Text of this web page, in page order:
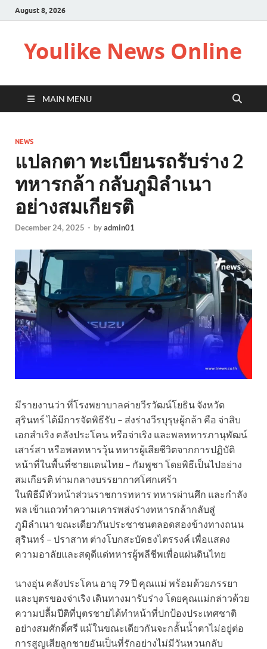
August 8, 2026
Youlike News Online
MAIN MENU
NEWS
แปลกตา ทะเบียนรถรับร่าง 2
ทหารกล้า กลับภูมิลำเนา
อย่างสมเกียรติ
December 24, 2025 - byadmin01
มีรายงานว่า ที่โรงพยาบาลค่ายวีรวัฒน์โยธิน จังหวัด
สุรินทร์ ได้มีการจัดพิธีรับ – ส่งร่างวีรบุรุษผู้กล้า คือ จ่าสิบ
เอกสำเริง คลังประโคน หรือจ่าเริง และพลทหารภานุพัฒน์
เสาร์สา หรือพลทหารวุ้น ทหารผู้เสียชีวิตจากการปฏิบัติ
หน้าที่ในพื้นที่ชายแดนไทย – กัมพูชา โดยพิธีเป็นไปอย่าง
สมเกียรติ ท่ามกลางบรรยากาศโศกเศร้า
ในพิธีมีหัวหน้าส่วนราชการทหาร ทหารผ่านศึก และกำลัง
พล เข้าแถวทำความเคารพส่งร่างทหารกล้ากลับสู่
ภูมิลำเนา ขณะเดียวกันประชาชนตลอดสองข้างทางถนน
สุรินทร์ – ปราสาท ต่างโบกสะบัดธงไตรรงค์ เพื่อแสดง
ความอาลัยและสดุดีแด่ทหารผู้พลีชีพเพื่อแผ่นดินไทย
นางอุ่น คลังประโคน อายุ 79 ปี คุณแม่ พร้อมด้วยภรรยา
และบุตรของจ่าเริง เดินทางมารับร่าง โดยคุณแม่กล่าวด้วย
ความปลื้มปีติที่บุตรชายได้ทำหน้าที่ปกป้องประเทศชาติ
อย่างสมศักดิ์ศรี แม้ในขณะเดียวกันจะกลั้นน้ำตาไม่อยู่ต่อ
การสูญเสียลูกชายอันเป็นที่รักอย่างไม่มีวันหวนกลับ